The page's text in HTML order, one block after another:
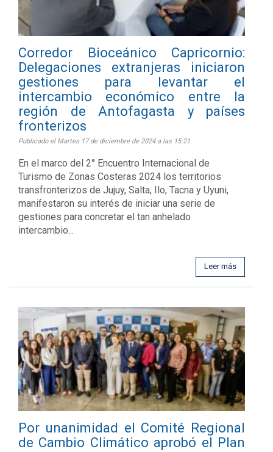
Corredor Bioceánico Capricornio:
Delegaciones extranjeras iniciaron
gestiones para levantar el
intercambio económico entre la
región de Antofagasta y países
fronterizos
Publicado el Martes 17 de diciembre de 2024 a las 15:21.
En el marco del 2° Encuentro Internacional de
Turismo de Zonas Costeras 2024 los territorios
transfronterizos de Jujuy, Salta, Ilo, Tacna y Uyuni,
manifestaron su interés de iniciar una serie de
gestiones para concretar el tan anhelado
intercambio...
Leer más
Por unanimidad el Comité Regional
de Cambio Climático aprobó el Plan